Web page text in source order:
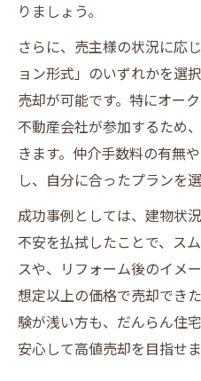
りましょう。
さらに、売主様の状況に応
ョン形式」のいずれかを選
売却が可能です。特にオー
不動産会社が参加するため
きます。仲介手数料の有無
し、自分に合ったプランを
成功事例としては、建物状
不安を払拭したことで、ス
スや、リフォーム後のイメ
想定以上の価格で売却でき
験が浅い方も、だんらん住
安心して高値売却を目指せま